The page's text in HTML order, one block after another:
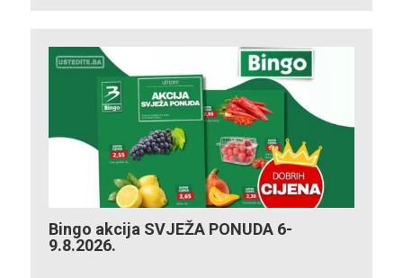
Bingo akcija SVJEŽA PONUDA 6-
9.8.2026.